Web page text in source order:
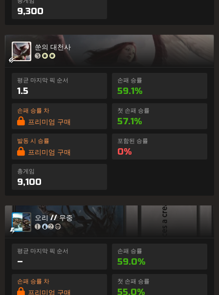
9,300
쑨의 대천사
평균 마지막 픽 순서
1.5
손패 승률
59.1%
손패 승률 차
프리미엄 구매
첫 손패 승률
57.1%
발동 시 승률
프리미엄 구매
포함된 승률
0%
총게임
9,100
오리 // 무중
평균 마지막 픽 순서
–
손패 승률
59.0%
손패 승률 차
프리미엄 구매
첫 손패 승률
55.0%